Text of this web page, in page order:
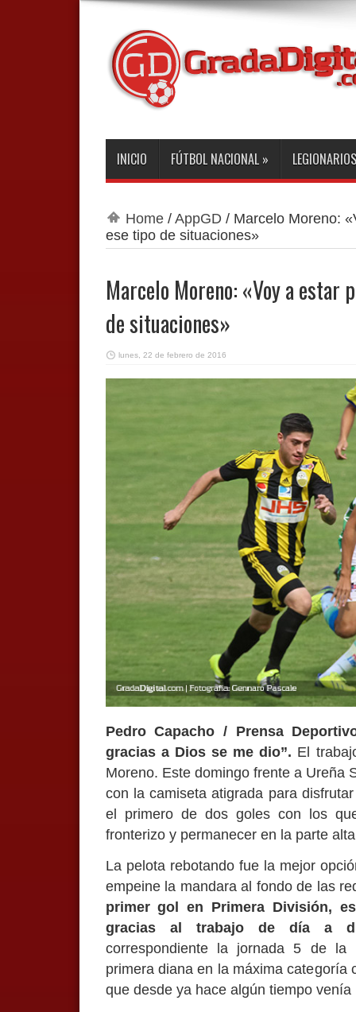
INICIO FÚTBOL NACIONAL » LEGIONARIOS
Home/ AppGD / Marcelo Moreno:
ese tipo de situaciones»
Marcelo Moreno: «Voy a
de situaciones»
lunes, 22 de febrero de 2016
Pedro Capacho / Prensa
gracias a Dios se me dio”. El
Moreno. Este domingo frente a Ureña
con la camiseta atigrada para
el primero de dos goles con los
fronterizo y permanecer en la parte
La pelota rebotando fue la mejor
empeine la mandara al fondo de las
primer gol en Primera División,
gracias al trabajo de día a
correspondiente la jornada 5 de la
primera diana en la máxima categoría
que desde ya hace algún tiempo venía